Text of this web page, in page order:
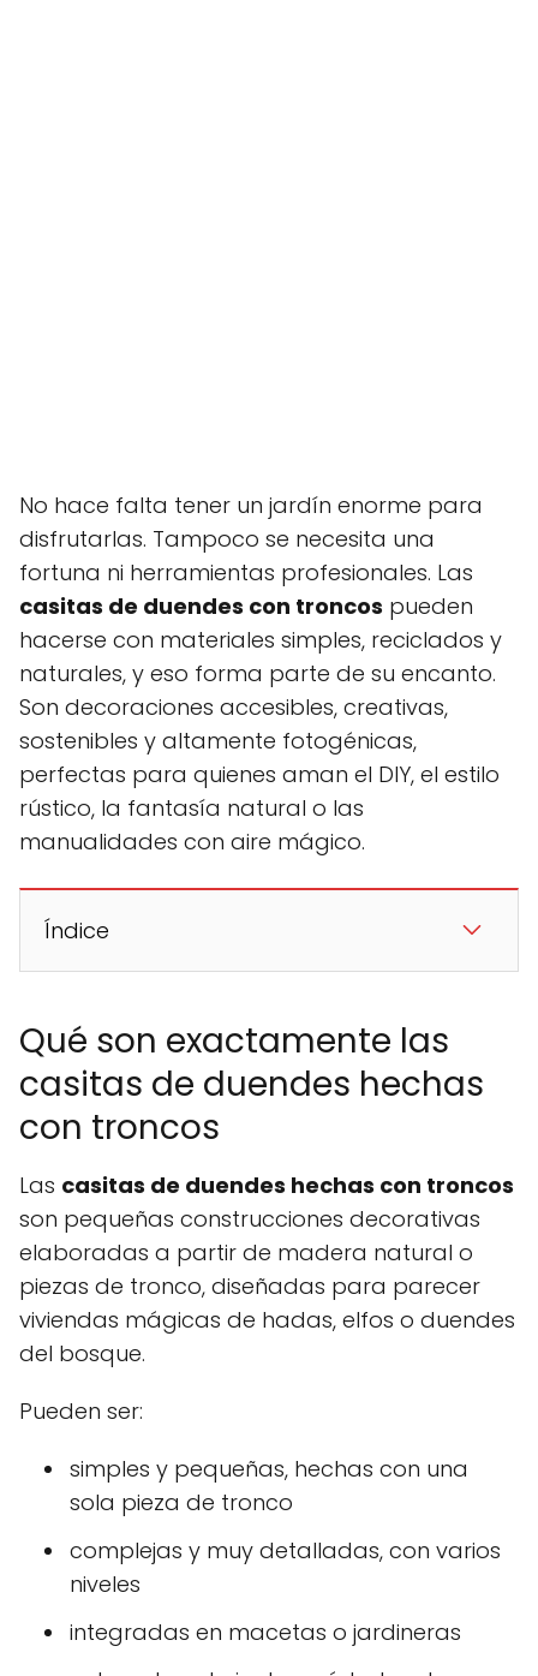
No hace falta tener un jardín enorme para
disfrutarlas. Tampoco se necesita una
fortuna ni herramientas profesionales. Las
casitas de duendes con troncos pueden
hacerse con materiales simples, reciclados y
naturales, y eso forma parte de su encanto.
Son decoraciones accesibles, creativas,
sostenibles y altamente fotogénicas,
perfectas para quienes aman el DIY, el estilo
rústico, la fantasía natural o las
manualidades con aire mágico.
Índice
Qué son exactamente las
casitas de duendes hechas
con troncos
Las casitas de duendes hechas con troncos
son pequeñas construcciones decorativas
elaboradas a partir de madera natural o
piezas de tronco, diseñadas para parecer
viviendas mágicas de hadas, elfos o duendes
del bosque.
Pueden ser:
simples y pequeñas, hechas con una
sola pieza de tronco
complejas y muy detalladas, con varios
niveles
integradas en macetas o jardineras